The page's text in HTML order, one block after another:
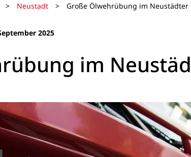
> Neustadt > Große Ölwehrübung im Neustädter
2025
im